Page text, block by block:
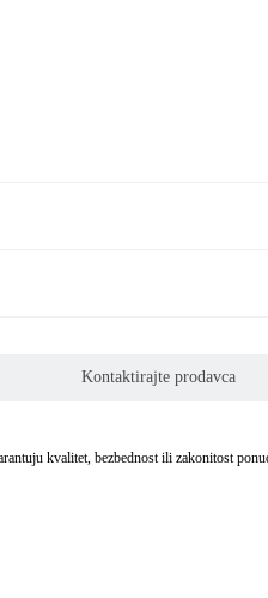
Kontaktirajte prodavca
kvalitet, bezbednost ili zakonitost